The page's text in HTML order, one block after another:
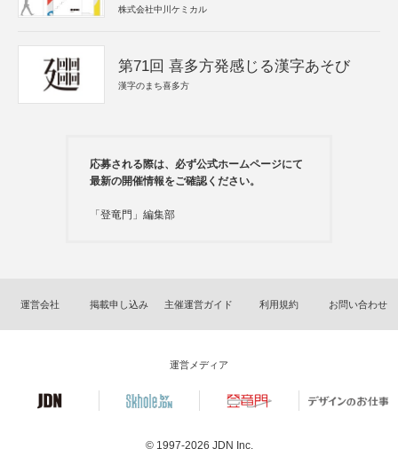
株式会社中川ケミカル
第71回 喜多方発感じる漢字あそび
漢字のまち喜多方
応募される際は、必ず公式ホームページにて
最新の開催情報をご確認ください。
「登竜門」編集部
運営会社 掲載申し込み 主催運営ガイド 利用規約 お問い合わせ
運営メディア
© 1997-2026 JDN Inc.